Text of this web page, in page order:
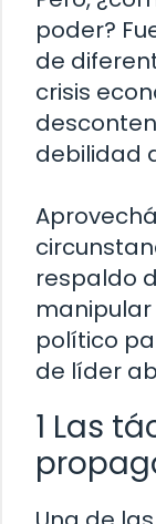
poder?
de
crisis
debilidad
respaldo
manipular
político
de líder
1 Las